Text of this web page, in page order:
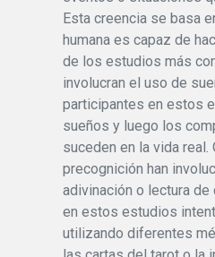
Esta creencia se basa
humana es capaz de
de los estudios más
involucran el uso de
participantes en estos
sueños y luego los
suceden en la vida
precognición han
adivinación o lectura
en estos estudios
utilizando diferentes